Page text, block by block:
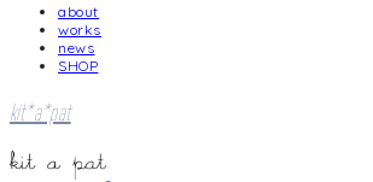
about
works
news
SHOP
kit*a*pat